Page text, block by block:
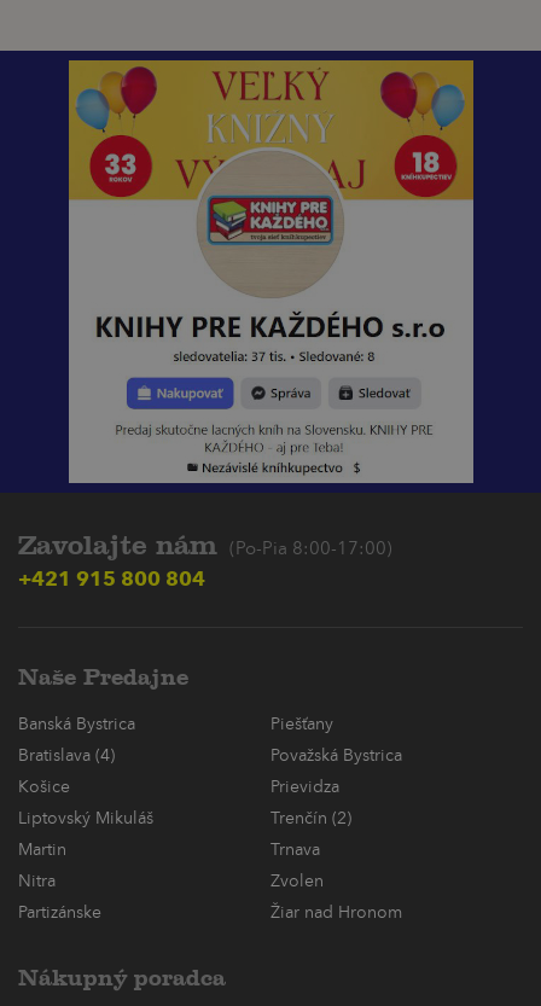
Zavolajte nám (Po-Pia 8:00-17:00)
+421 915 800 804
Naše Predajne
Banská Bystrica
Piešťany
Bratislava (4)
Považská Bystrica
Košice
Prievidza
Liptovský Mikuláš
Trenčín (2)
Martin
Trnava
Nitra
Zvolen
Partizánske
Žiar nad Hronom
Nákupný poradca